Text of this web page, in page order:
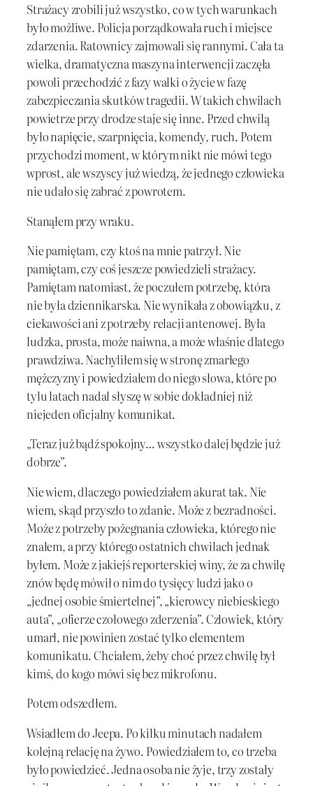
Strażacy zrobili już wszystko, co w tych warunkach
było możliwe. Policja porządkowała ruch i miejsce
zdarzenia. Ratownicy zajmowali się rannymi. Cała ta
wielka, dramatyczna maszyna interwencji zaczęła
powoli przechodzić z fazy walki o życie w fazę
zabezpieczania skutków tragedii. W takich chwilach
powietrze przy drodze staje się inne. Przed chwilą
było napięcie, szarpnięcia, komendy, ruch. Potem
przychodzi moment, w którym nikt nie mówi tego
wprost, ale wszyscy już wiedzą, że jednego człowieka
nie udało się zabrać z powrotem.
Stanąłem przy wraku.
Nie pamiętam, czy ktoś na mnie patrzył. Nie
pamiętam, czy coś jeszcze powiedzieli strażacy.
Pamiętam natomiast, że poczułem potrzebę, która
nie była dziennikarska. Nie wynikała z obowiązku, z
ciekawości ani z potrzeby relacji antenowej. Była
ludzka, prosta, może naiwna, a może właśnie dlatego
prawdziwa. Nachyliłem się w stronę zmarłego
mężczyzny i powiedziałem do niego słowa, które po
tylu latach nadal słyszę w sobie dokładniej niż
niejeden oficjalny komunikat.
„Teraz już bądź spokojny… wszystko dalej będzie już
dobrze”.
Nie wiem, dlaczego powiedziałem akurat tak. Nie
wiem, skąd przyszło to zdanie. Może z bezradności.
Może z potrzeby pożegnania człowieka, którego nie
znałem, a przy którego ostatnich chwilach jednak
byłem. Może z jakiejś reporterskiej winy, że za chwilę
znów będę mówił o nim do tysięcy ludzi jako o
„jednej osobie śmiertelnej”, „kierowcy niebieskiego
auta”, „ofierze czołowego zderzenia”. Człowiek, który
umarł, nie powinien zostać tylko elementem
komunikatu. Chciałem, żeby choć przez chwilę był
kimś, do kogo mówi się bez mikrofonu.
Potem odszedłem.
Wsiadłem do Jeepa. Po kilku minutach nadałem
kolejną relację na żywo. Powiedziałem to, co trzeba
było powiedzieć. Jedna osoba nie żyje, trzy zostały